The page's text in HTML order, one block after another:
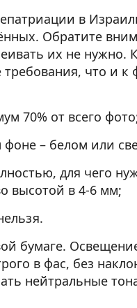
в
Обратите
их не нужно. К
что и
70% от всего
– белом или
для чего
высотой в 4-6 мм;
бумаге.
в фас, без
нейтральные